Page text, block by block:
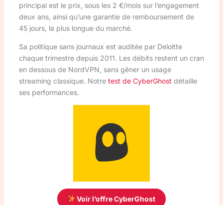
principal est le prix, sous les 2 €/mois sur l’engagement
deux ans, ainsi qu’une garantie de remboursement de
45 jours, la plus longue du marché.
Sa politique sans journaux est auditée par Deloitte
chaque trimestre depuis 2011. Les débits restent un cran
en dessous de NordVPN, sans gêner un usage
streaming classique. Notre test de CyberGhost détaille
ses performances.
Voir l’offre CyberGhost